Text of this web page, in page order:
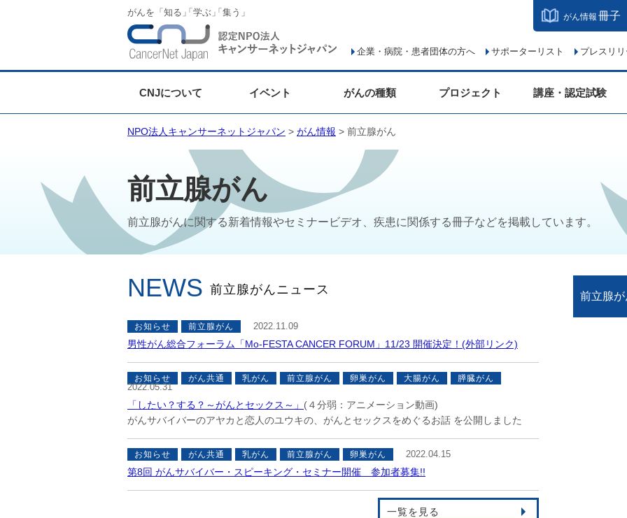
がんを「知る 「学ぶ 「集う」 がん情報 冊子
プレスリ
サポーターリスト
企業・病院・患者団体の方へ
CNJについて イベント がんの種類 プロジェクト 講座・認定試験
NPO法人キャンサーネットジャパン > がん情報 > 前立腺がん
前立腺がん
前立腺がんに関する新着情報やセミナービデオ、疾患に関係する冊子などを掲載しています。
NEWS 前立腺がんニュース
お知らせ 前立腺がん 2022.11.09
男性がん総合フォーラム「Mo-FESTA CANCER FORUM」11/23 開催決定！(外部リンク)
お知らせ がん共通 乳がん 前立腺がん 卵巣がん 大腸がん 膵臓がん
2022.05.31
「したい？する？～がんとセックス～」 (４分弱：アニメーション動画)
がんサバイバーのアヤカと恋人のユウキの、がんとセックスをめぐるお話 を公開しました
お知らせ がん共通 乳がん 前立腺がん 卵巣がん 2022.04.15
第8回 がんサバイバー・スピーキング・セミナー開催 参加者募集!!
一覧を見る
前立腺